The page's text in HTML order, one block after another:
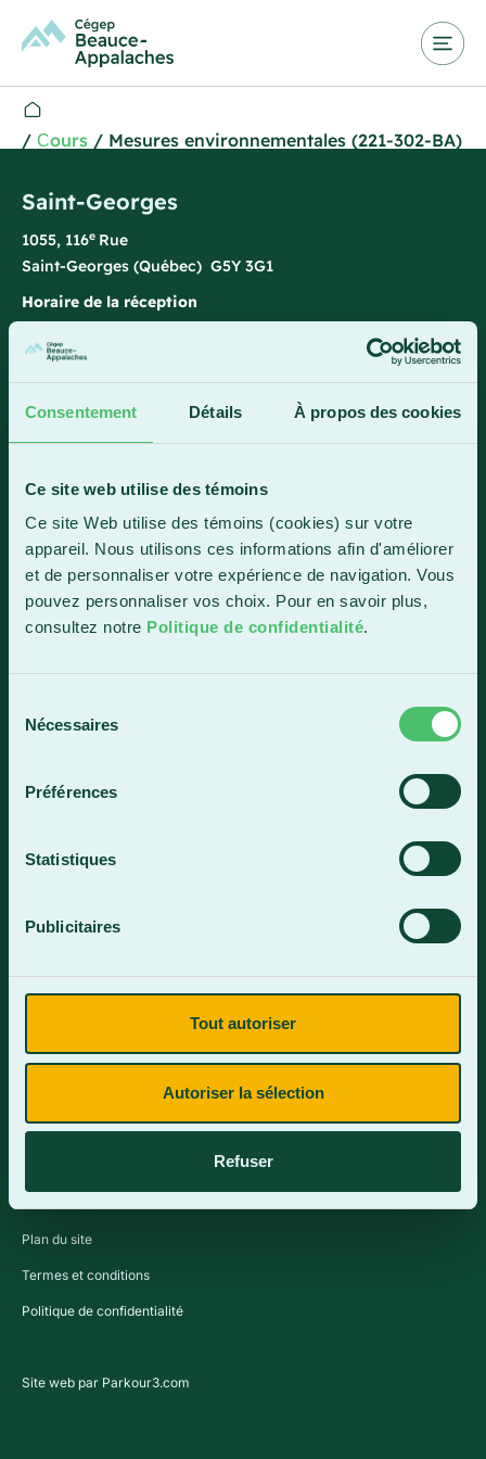
Consentement Détails À propos des cookies
Ce site web utilise des témoins
Ce site Web utilise des témoins (cookies) sur votre
appareil. Nous utilisons ces informations afin d'améliorer
et de personnaliser votre expérience de navigation. Vous
pouvez personnaliser vos choix. Pour en savoir plus,
consultez notre Politique de confidentialité.
Nécessaires
Préférences
Statistiques
Publicitaires
Tout autoriser
Autoriser la sélection
Refuser
/ Сours / Mesures environnementales (221-302-BA)
Saint-Georges
1055, 116e Rue
Saint-Georges (Québec) G5Y 3G1
Horaire de la réception
Lundi-vendredi : 7 h 45 à 15 h 45
418 228-8896
Sainte-Marie
1150, boul. Vachon Nord
Sainte-Marie (Québec) G6E 0R1
Horaire de la réception
Lundi-vendredi : 7 h 30 à 15 h 30
Lac-Mégantic
Lac-Mégantic (Québec) G6B 3B4
Lundi-vendredi : 8 h à 16 h
Plan du site
Termes et conditions
Politique de confidentialité
Site web par Parkour3.com